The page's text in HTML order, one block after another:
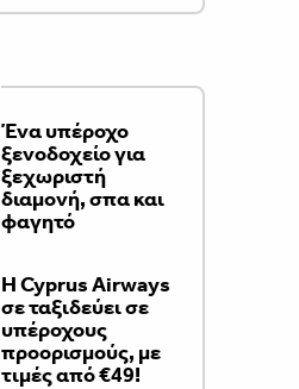
Ένα υπέροχο
ξενοδοχείο για
ξεχωριστή
διαμονή, σπα και
φαγητό
H Cyprus Airways
σε ταξιδεύει σε
υπέροχους
προορισμούς, με
τιμές από €49!